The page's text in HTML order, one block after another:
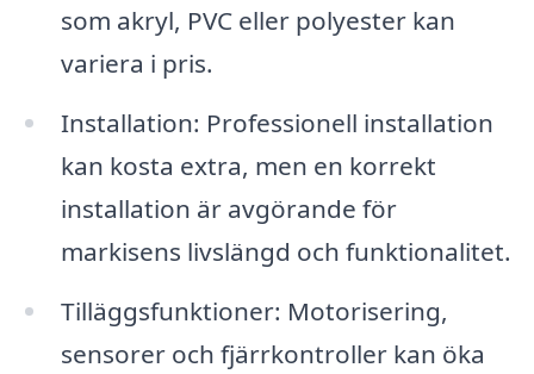
som akryl, PVC eller polyester kan
variera i pris.
Installation: Professionell installation
kan kosta extra, men en korrekt
installation är avgörande för
markisens livslängd och funktionalitet.
Tilläggsfunktioner: Motorisering,
sensorer och fjärrkontroller kan öka